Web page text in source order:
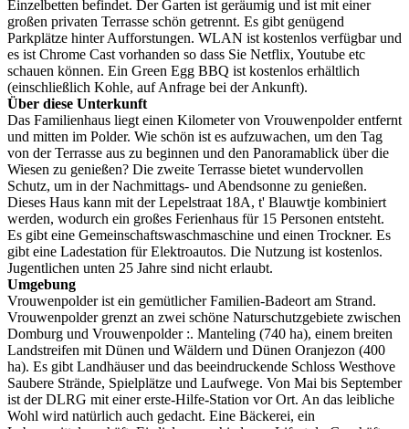
Einzelbetten befindet. Der Garten ist geräumig und ist mit einer
großen privaten Terrasse schön getrennt. Es gibt genügend
Parkplätze hinter Aufforstungen. WLAN ist kostenlos verfügbar und
es ist Chrome Cast vorhanden so dass Sie Netflix, Youtube etc
schauen können. Ein Green Egg BBQ ist kostenlos erhältlich
(einschließlich Kohle, auf Anfrage bei der Ankunft).
Über diese Unterkunft
Das Familienhaus liegt einen Kilometer von Vrouwenpolder entfernt
und mitten im Polder. Wie schön ist es aufzuwachen, um den Tag
von der Terrasse aus zu beginnen und den Panoramablick über die
Wiesen zu genießen? Die zweite Terrasse bietet wundervollen
Schutz, um in der Nachmittags- und Abendsonne zu genießen.
Dieses Haus kann mit der Lepelstraat 18A, t' Blauwtje kombiniert
werden, wodurch ein großes Ferienhaus für 15 Personen entsteht.
Es gibt eine Gemeinschaftswaschmaschine und einen Trockner. Es
gibt eine Ladestation für Elektroautos. Die Nutzung ist kostenlos.
Jugentlichen unten 25 Jahre sind nicht erlaubt.
Umgebung
Vrouwenpolder ist ein gemütlicher Familien-Badeort am Strand.
Vrouwenpolder grenzt an zwei schöne Naturschutzgebiete zwischen
Domburg und Vrouwenpolder :. Manteling (740 ha), einem breiten
Landstreifen mit Dünen und Wäldern und Dünen Oranjezon (400
ha). Es gibt Landhäuser und das beeindruckende Schloss Westhove
Saubere Strände, Spielplätze und Laufwege. Von Mai bis September
ist der DLRG mit einer erste-Hilfe-Station vor Ort. An das leibliche
Wohl wird natürlich auch gedacht. Eine Bäckerei, ein